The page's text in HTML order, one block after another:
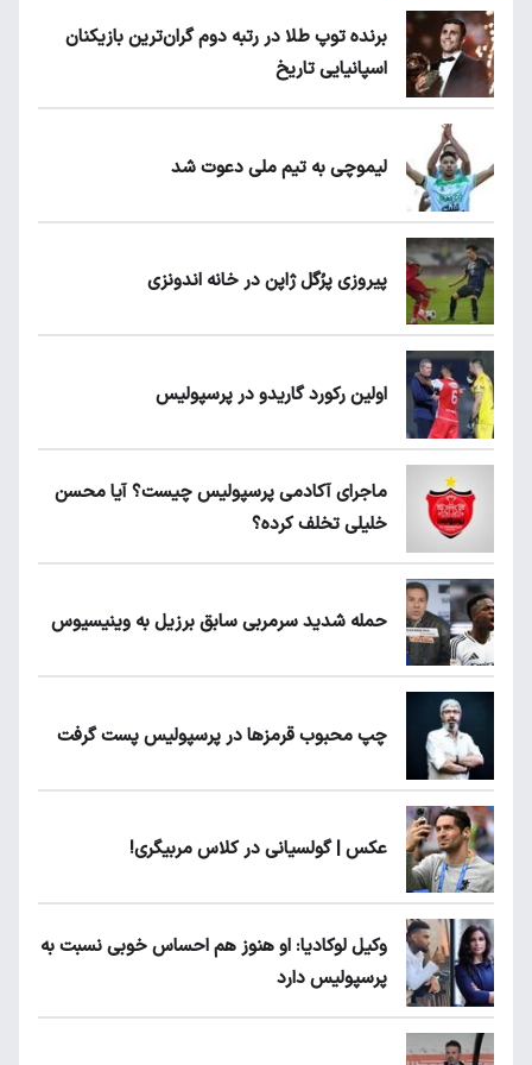
برنده توپ طلا در رتبه دوم گران‌ترین بازیکنان
اسپانیایی تاریخ
لیموچی به تیم ملی دعوت شد
پیروزی پرُگل ژاپن در خانه اندونزی
اولین رکورد گاریدو در پرسپولیس
ماجرای آکادمی پرسپولیس چیست؟ آیا محسن
خلیلی تخلف کرده؟
حمله شدید سرمربی سابق برزیل به وینیسیوس
چپ محبوب قرمزها در پرسپولیس پست گرفت
عکس | گولسیانی در کلاس مربیگری!
وکیل لوکادیا: او هنوز هم احساس خوبی نسبت به
پرسپولیس دارد